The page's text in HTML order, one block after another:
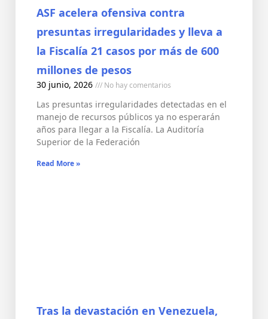
ASF acelera ofensiva contra
presuntas irregularidades y lleva a
la Fiscalía 21 casos por más de 600
millones de pesos
30 junio, 2026 No hay comentarios
Las presuntas irregularidades detectadas en el
manejo de recursos públicos ya no esperarán
años para llegar a la Fiscalía. La Auditoría
Superior de la Federación
Read More »
Tras la devastación en Venezuela,